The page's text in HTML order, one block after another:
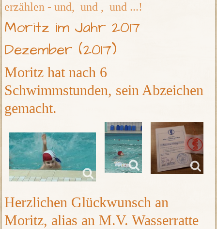
erzählen - und, und , und ...!
Moritz im Jahr 2017
Dezember (2017)
Moritz hat nach 6
Schwimmstunden, sein Abzeichen
gemacht.
Herzlichen Glückwunsch an
Moritz, alias an M.V. Wasserratte